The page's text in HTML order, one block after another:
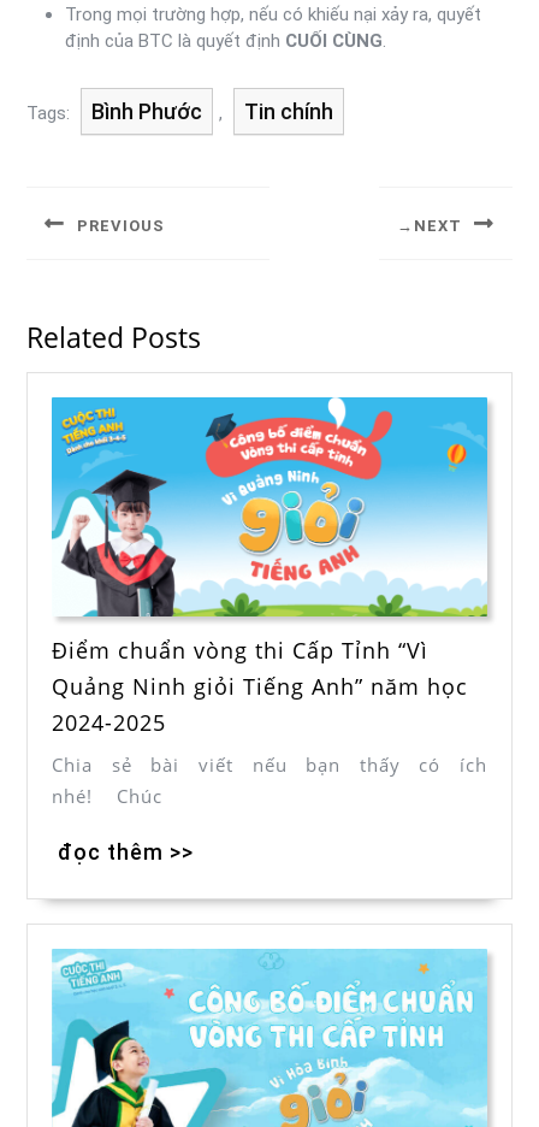
Trong mọi trường hợp, nếu có khiếu nại xảy ra, quyết
định của BTC là quyết định CUỐI CÙNG
Tags: Bình Phước , Tin chính
PREVIOUS NEXT
Related Posts
Điểm chuẩn vòng thi Cấp Tỉnh “Vì
Quảng Ninh giỏi Tiếng Anh” năm học
2024-2025
Chia sẻ bài viết nếu bạn thấy có ích
nhé! Chúc
đọc thêm >>